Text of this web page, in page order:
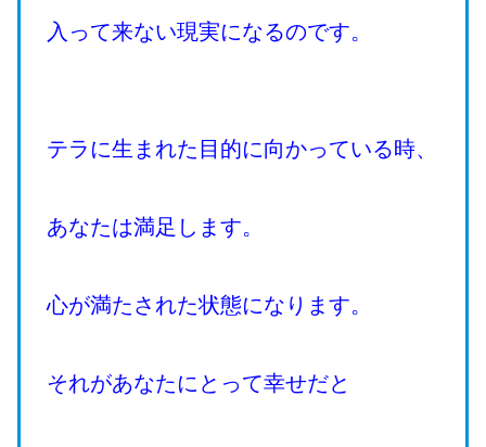
入って来ない現実になるのです。
テラに生まれた目的に向かっている時、
あなたは満足します。
心が満たされた状態になります。
それがあなたにとって幸せだと